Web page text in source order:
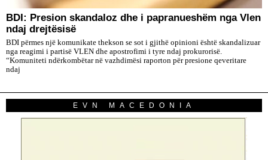
BDI: Presion skandaloz dhe i papranueshëm nga Vlen
ndaj drejtësisë
BDI përmes një komunikate thekson se sot i gjithë opinioni është skandalizuar
nga reagimi i partisë VLEN dhe apostrofimi i tyre ndaj prokurorisë.
“Komuniteti ndërkombëtar në vazhdimësi raporton për presione qeveritare
ndaj
EVN MACEDONIA